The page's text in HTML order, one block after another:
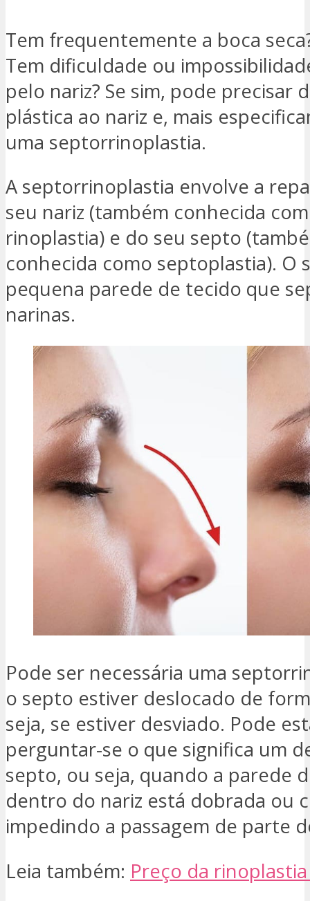
Tem frequentemente a boca
Tem dificuldade ou
pelo nariz? Se sim, pode precisar
plástica ao nariz e, mais
uma septorrinoplastia.
A septorrinoplastia envolve a
seu nariz (também conhecida
rinoplastia) e do seu septo
conhecida como septoplastia). O
pequena parede de tecido que
narinas.
Pode ser necessária uma
o septo estiver deslocado de
seja, se estiver desviado. Pode
perguntar-se o que significa um
septo, ou seja, quando a parede
dentro do nariz está dobrada ou
impedindo a passagem de parte
Leia também: Preço da